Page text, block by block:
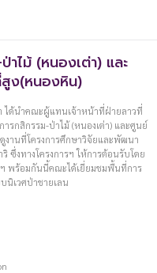
ไม้ (หนองเต่า) และ
ง(หนองหิน)
นำคณะผู้แทนเจ้าหน้าที่ฝ่ายลาวที่
รกสิกรรม-ป่าไม้ (หนองเต่า) และศูนย์
านที่โครงการศึกษาวิจัยและพัฒนา
ซึ่งทางโครงการฯ ให้การต้อนรับโดย
พร้อมกันนี้คณะได้เยี่ยมชมพื้นที่การ
นิเวศป่าชายเลน